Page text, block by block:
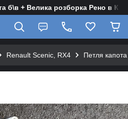
б\в + Велика розборка Рено в
Renault Scenic, RX4 Петля